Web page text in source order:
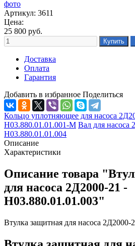
Артикул: 3611
Цена:
25 800 руб.
Доставка
Оплата
Гарантия
Добавить в избранное Поделиться
Кольцо уплотняющее для насоса
Н03.880.01.01.001-М Вал для насоса
Н03.880.01.01.004
Описание
Характеристики
Описание товара
для насоса 2Д2000-21 -
Н03.880.01.01.003"
Втулка защитная для насоса